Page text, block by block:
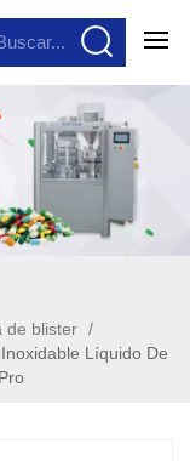
de blister /
Líquido De